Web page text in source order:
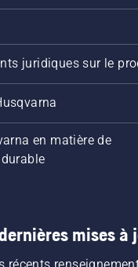
juridiques sur le
en matière de
mises à